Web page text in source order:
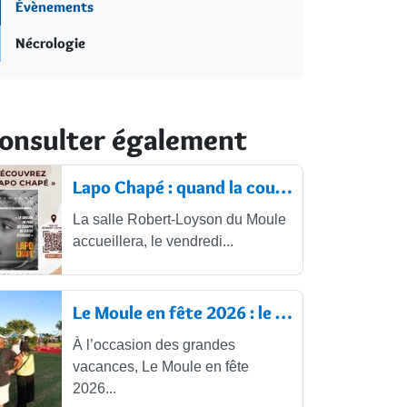
Évènements
Nécrologie
également
Lapo Chapé : quand la couleur de peau...
La salle Robert-Loyson du Moule
accueillera, le vendredi...
Le Moule en fête 2026 : le programme...
À l’occasion des grandes
vacances, Le Moule en fête
2026...